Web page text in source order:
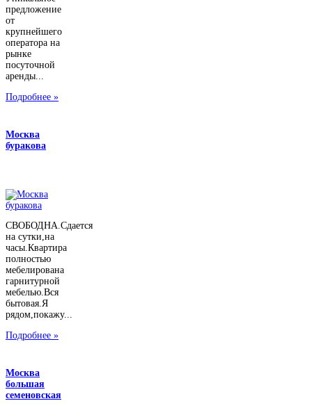
предложение
от
крупнейшего
оператора на
рынке
посуточной
аренды...
Подробнее »
Москва
буракова
СВОБОДНА.Сдается
на сутки,на
часы.Квартира
полностью
мебелирована
гарнитурной
мебелью.Вся
бытовая.Я
рядом,покажу...
Подробнее »
Москва
большая
семеновская